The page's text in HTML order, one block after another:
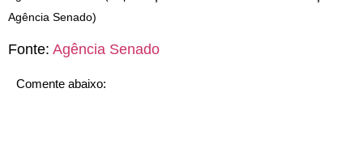
Agência Senado)
Fonte: Agência Senado
Comente abaixo: